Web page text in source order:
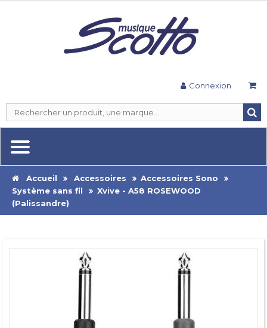
Connexion
Accueil Accessoires
Accessoires Sono
Système sans fil
Xvive - A58 ROSEWOOD
(Palissandre)